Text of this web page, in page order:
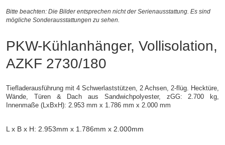
Bitte beachten: Die Bilder entsprechen nicht der Serienausstattung. Es sind
mögliche Sonderausstattungen zu sehen.
PKW-Kühlanhänger, Vollisolation,
AZKF 2730/180
Tiefladerausführung mit 4 Schwerlaststützen, 2 Achsen, 2-flüg. Hecktüre,
Wände, Türen & Dach aus Sandwichpolyester, zGG: 2.700 kg,
Innenmaße (LxBxH): 2.953 mm x 1.786 mm x 2.000 mm
L x B x H: 2.953mm x 1.786mm x 2.000mm